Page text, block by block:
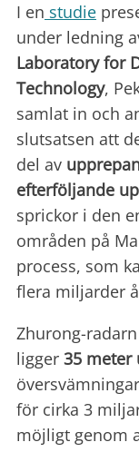
I en studie
under ledning
Laboratory for
Technology,
samlat in och
slutsatsen att
del av
efterföljande
sprickor i den
områden på
process, som
flera miljarder
Zhurong-
ligger 35 meter
för cirka 3
möjligt genom